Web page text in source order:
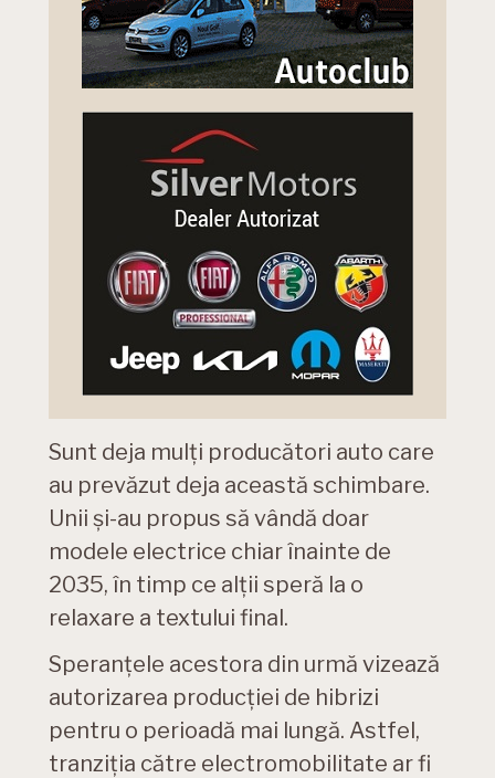
Sunt deja mulți producători auto care
au prevăzut deja această schimbare.
Unii și-au propus să vândă doar
modele electrice chiar înainte de
2035, în timp ce alții speră la o
relaxare a textului final.
Speranțele acestora din urmă vizează
autorizarea producției de hibrizi
pentru o perioadă mai lungă. Astfel,
tranziția către electromobilitate ar fi